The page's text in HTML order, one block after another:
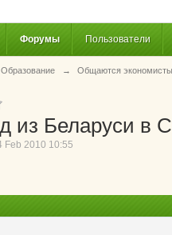
Форумы Пользователи
Образование → Общаются экономисты
из Беларуси в
Feb 2010 10:55